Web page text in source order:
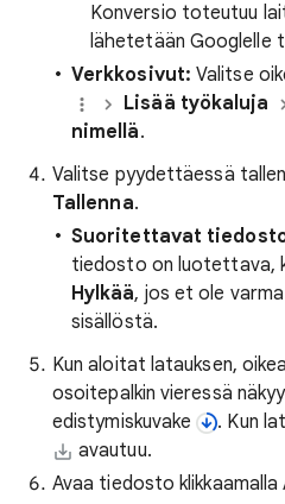
Konversio toteutuu
lähetetään Googlelle
Verkkosivut: Valitse
Lisää työkaluja
nimellä.
Valitse pyydettäessä
Tallenna.
Suoritettavat
tiedosto on luotettava,
Hylkää, jos et ole
sisällöstä.
Kun aloitat latauksen,
osoitepalkin vieressä
edistymiskuvake
. Kun
avautuu.
Avaa tiedosto klikkaamalla